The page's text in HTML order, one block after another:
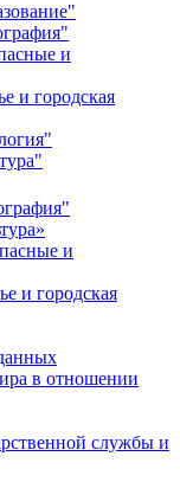
и
и городская
и
и городская
в отношении
службы и